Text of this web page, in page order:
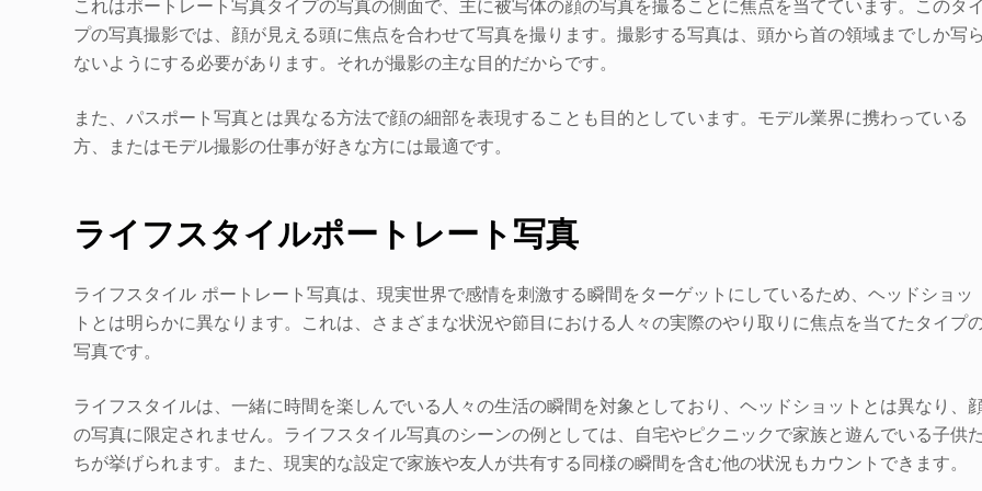
これはポートレート写真タイプの写真の側面で、主に被写体の顔の写真を撮ることに焦点を当てています。このタイ
プの写真撮影では、顔が見える頭に焦点を合わせて写真を撮ります。撮影する写真は、頭から首の領域までしか写ら
ないようにする必要があります。それが撮影の主な目的だからです。
また、パスポート写真とは異なる方法で顔の細部を表現することも目的としています。モデル業界に携わっている
方、またはモデル撮影の仕事が好きな方には最適です。
ライフスタイルポートレート写真
ライフスタイル ポートレート写真は、現実世界で感情を刺激する瞬間をターゲットにしているため、ヘッドショッ
トとは明らかに異なります。これは、さまざまな状況や節目における人々の実際のやり取りに焦点を当てたタイプ
写真です。
ライフスタイルは、一緒に時間を楽しんでいる人々の生活の瞬間を対象としており、ヘッドショットとは異なり、
の写真に限定されません。ライフスタイル写真のシーンの例としては、自宅やピクニックで家族と遊んでいる子供た
ちが挙げられます。また、現実的な設定で家族や友人が共有する同様の瞬間を含む他の状況もカウントできます。